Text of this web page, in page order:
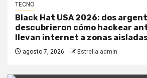
TECNO
Black Hat USA 2026: dos
descubrieron cómo hackear
llevan internet a zonas
agosto 7, 2026 Estrella admin